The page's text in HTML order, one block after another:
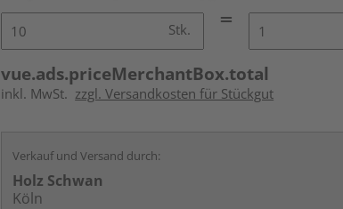
Stk.
vue.ads.priceMerchantBox.total
inkl. MwSt. zzgl. Versandkosten für Stückgut
Verkauf und Versand durch:
Holz Schwan
Köln